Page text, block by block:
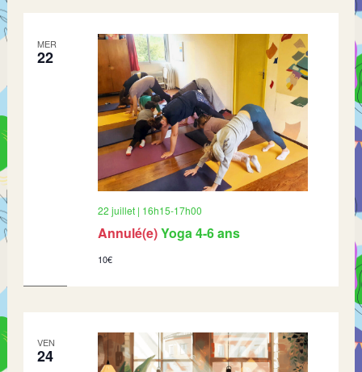
MER
22
Annulé(e)Yoga 4-6 ans
22 juillet | 16h15-17h00
10€
VEN
24